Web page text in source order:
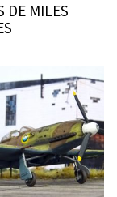
DE MILES